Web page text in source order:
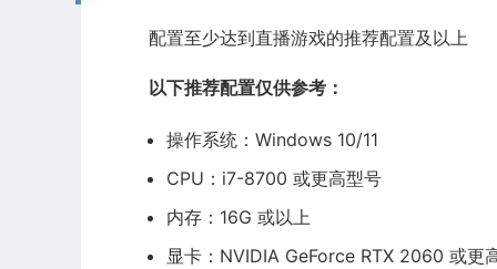
配置至少达到直播游戏的推荐配置及以上
以下推荐配置仅供参考：
操作系统：Windows 10/11
CPU：i7-8700 或更高型号
内存：16G 或以上
显卡：NVIDIA GeForce RTX 2060 或更